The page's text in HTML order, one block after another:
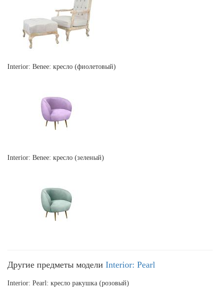
Interior: Benee: кресло (фиолетовый)
Interior: Benee: кресло (зеленый)
Другие предметы модели Interior: Pearl
Interior: Pearl: кресло ракушка (розовый)